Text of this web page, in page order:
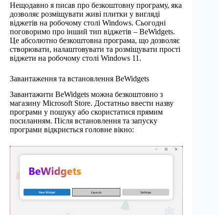
Нещодавно я писав про безкоштовну програму, яка
дозволяє розміщувати живі плитки у вигляді
віджетів на робочому столі Windows. Сьогодні
поговоримо про інший тип віджетів – BeWidgets.
Це абсолютно безкоштовна програма, що дозволяє
створювати, налаштовувати та розміщувати прості
віджети на робочому столі Windows 11.
Завантаження та встановлення BeWidgets
Завантажити BeWidgets можна безкоштовно з
магазину Microsoft Store. Достатньо ввести назву
програми у пошуку або скористатися прямим
посиланням. Після встановлення та запуску
програми відкриється головне вікно: